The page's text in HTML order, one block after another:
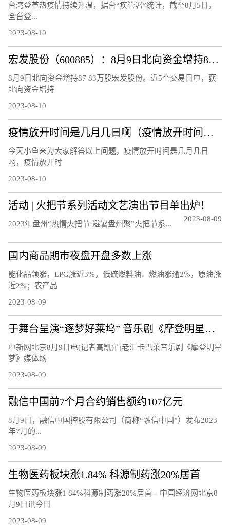
台湾登革热疫情持续升温，据台“疾管署”统计，截至8月5日，
全台登...
2023-08-10
宏发股份（600885）：8月9日北向资金增持87.83万股
8月9日北向资金增持87 83万股宏发股份。近5个交易日中，获
北向资金增持
2023-08-10
疫情放开时间是几月几日啊（疫情放开时间是几月几日）
今天小鱼来为大家解答以上问题，疫情放开时间是几月几日
啊，疫情放开时
2023-08-10
活动 | 火把节系列活动文艺演出节目单出炉！
20‍‍‍‍‍‍‍‍‍23年盘州“热情火把节·避暑盘州聚”火把节系...
2023-08-09
国内商品期市夜盘开盘多数上涨
能化品领涨，LPG涨近3%，低硫燃料油、燃油涨逾2%，原油涨
近2%；农产品
2023-08-09
于舞台呈演“逐梦好莱坞” 音乐剧《摩登明星梦》将正式启幕
中新网北京8月9日电(记者高凯)百老汇卡巴莱音乐剧《摩登明星
梦》媒体场
2023-08-09
融信中国前7个月合约销售额约107亿元
8月9日，融信中国控股有限公司（简称“融信中国”）发布2023
年7月的...
2023-08-09
生物医药板块涨1.84% 科源制药涨20%居首
生物医药板块涨1 84%科源制药涨20%居首---中国经济网北京8
月9日讯今日
2023-08-09